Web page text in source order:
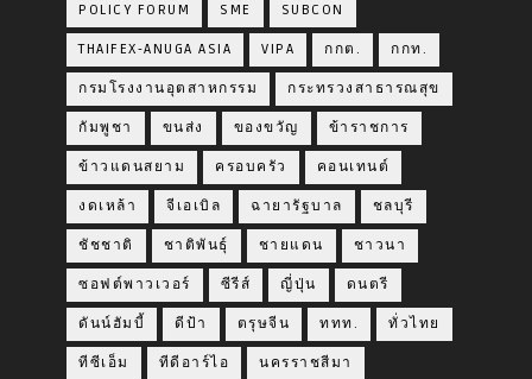
POLICY FORUM SME SUBCON
THAIFEX-ANUGA ASIA VIPA กกต. กกท.
กรมโรงงานอุตสาหกรรม กระทรวงสาธารณสุข
กัมพูชา ขนส่ง ของขวัญ ข้าราชการ
ข้าวแดนสยาม ครอบครัว คอนเทนต์
งดเหล้า จีเอเบิล ฉายารัฐบาล ชลบุรี
ชัชชาติ ชาติพันธุ์ ชายแดน ชาวนา
ซอฟต์พาวเวอร์ ซีรีส์ ญี่ปุ่น ดนตรี
ดันน์ฮัมบี้ ดีป้า ตรุษจีน ททท. ทั่วไทย
ทีซีเอ็ม ทีดีอาร์ไอ นครราชสีมา